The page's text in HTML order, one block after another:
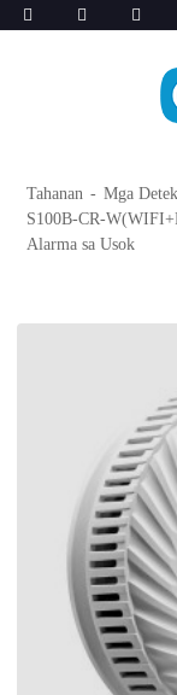
Tahanan
Mga
S100B-CR-
Alarma sa Usok